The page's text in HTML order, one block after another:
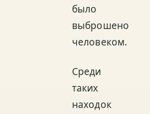
было
выброшено
человеком.
Среди
таких
находок